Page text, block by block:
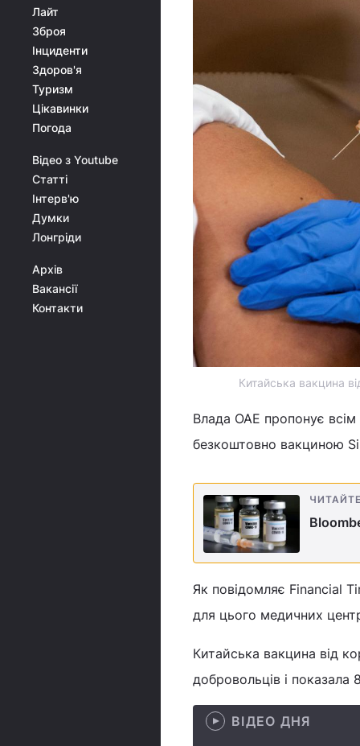
Лайт
Зброя
Інциденти
Здоров'я
Туризм
Цікавинки
Погода
Відео з Youtube
Статті
Інтерв'ю
Думки
Лонгріди
Архів
Вакансії
Контакти
Китайська вакцина
Влада ОАЕ пропонує
безкоштовно вакциною
Як повідомляє Financial
для цього медичних
Китайська вакцина від
добровольців і показала
ВІДЕО ДНЯ